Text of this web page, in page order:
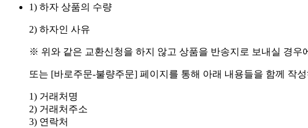
1) 하자 상품의 수량
2) 하자인 사유
※ 위와 같은 교환신청을 하지 않고 상품을 반송지로 보내실 경
또는 [바로주문-불량주문] 페이지를 통해 아래 내용들을 함께 작
1) 거래처명
2) 거래처주소
3) 연락처